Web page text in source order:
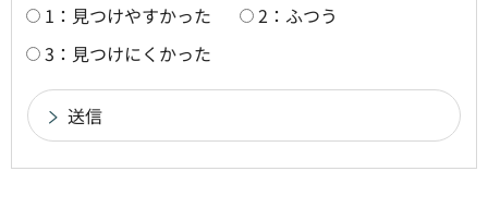
1：見つけやすかった
2：ふつう
3：見つけにくかった